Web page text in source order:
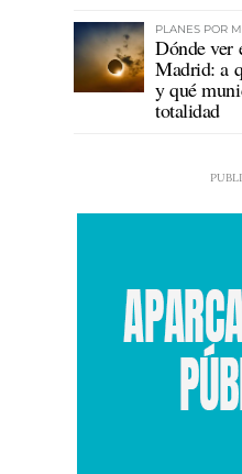
PLANES POR
Dónde ver
Madrid: a
y qué
totalidad